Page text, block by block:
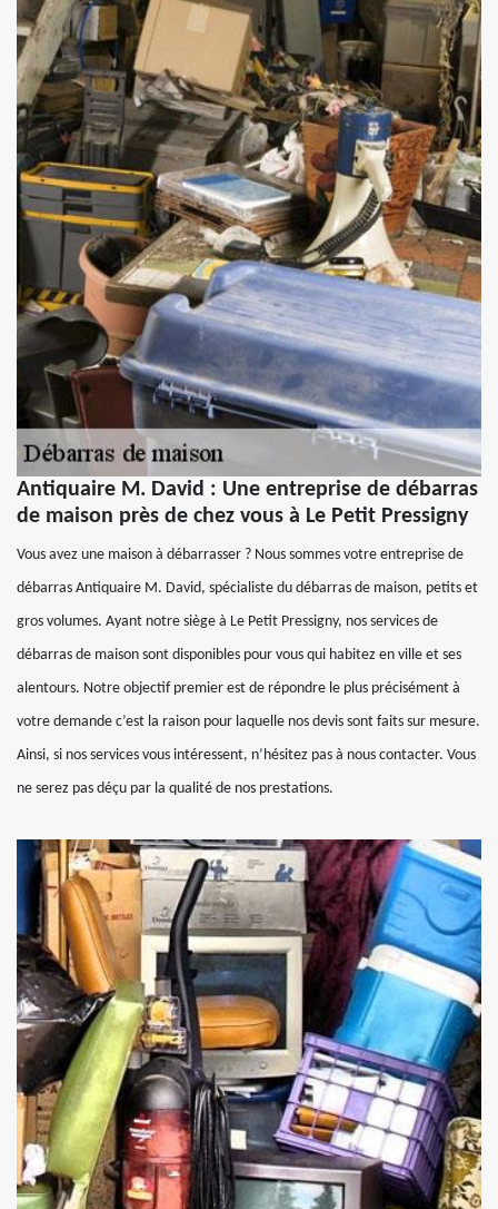
Antiquaire M. David : Une entreprise de débarras
de maison près de chez vous à Le Petit Pressigny
Vous avez une maison à débarrasser ? Nous sommes votre entreprise de
débarras Antiquaire M. David, spécialiste du débarras de maison, petits et
gros volumes. Ayant notre siège à Le Petit Pressigny, nos services de
débarras de maison sont disponibles pour vous qui habitez en ville et ses
alentours. Notre objectif premier est de répondre le plus précisément à
votre demande c’est la raison pour laquelle nos devis sont faits sur mesure.
Ainsi, si nos services vous intéressent, n’hésitez pas à nous contacter. Vous
ne serez pas déçu par la qualité de nos prestations.